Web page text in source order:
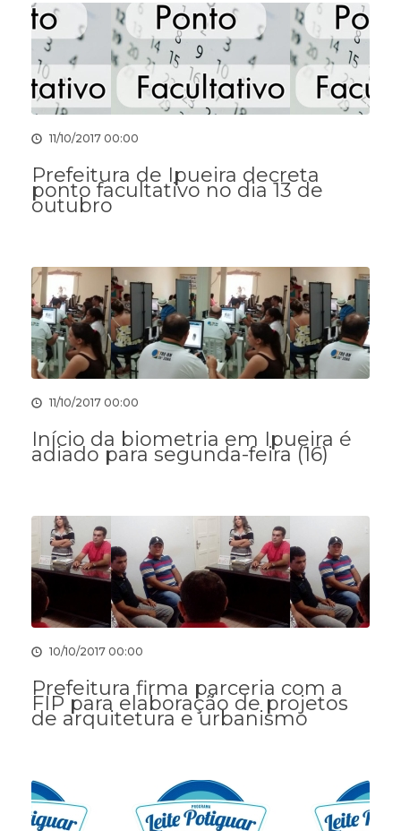
11/10/2017 00:00
Prefeitura de Ipueira decreta
ponto facultativo no dia 13 de
outubro
11/10/2017 00:00
Início da biometria em Ipueira é
adiado para segunda-feira (16)
10/10/2017 00:00
Prefeitura firma parceria com a
FIP para elaboração de projetos
de arquitetura e urbanismo